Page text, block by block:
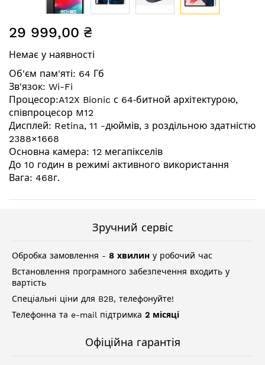
до
галереї
зображень
29 999,00 ₴
Немає у наявності
Об'єм пам'яті: 64 Гб
Зв'язок: Wi-Fi
Процесор:A12X Bionic с 64‑битной архітектурою,
співпроцесор M12
Дисплей: Retina, 11 -дюймів, з роздільною здатністю
2388×1668
Основна камера: 12 мегапікселів
До 10 годин в режимі активного використання
Вага: 468г.
Зручний сервіс
Обробка замовлення - 8 хвилин у робочий час
Встановлення програмного забезпечення входить у
вартість
Спеціальні ціни для B2B, телефонуйте!
Телефонна та e-mail підтримка 2 місяці
Офіційна гарантія